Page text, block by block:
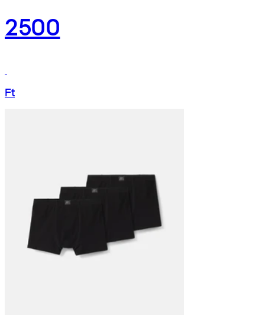
2500
Ft